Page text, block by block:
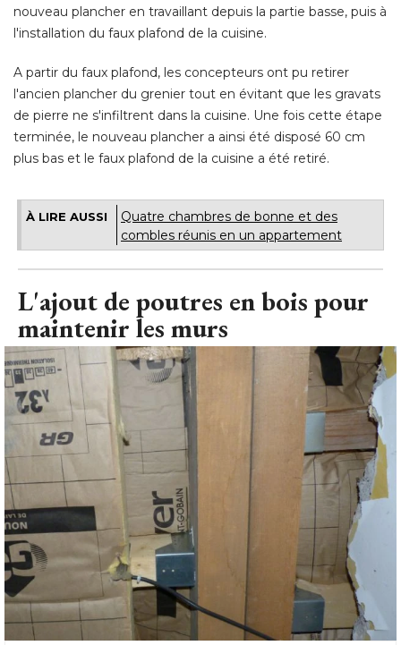
nouveau plancher en travaillant depuis la partie basse, puis à
l'installation du faux plafond de la cuisine.
A partir du faux plafond, les concepteurs ont pu retirer
l'ancien plancher du grenier tout en évitant que les gravats
de pierre ne s'infiltrent dans la cuisine. Une fois cette étape
terminée, le nouveau plancher a ainsi été disposé 60 cm
plus bas et le faux plafond de la cuisine a été retiré.
À LIRE AUSSI
Quatre chambres de bonne et des
combles réunis en un appartement
L'ajout de poutres en bois pour
maintenir les murs